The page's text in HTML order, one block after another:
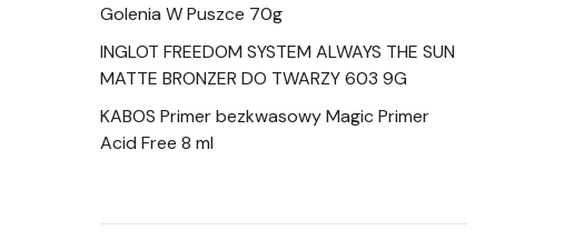
Golenia W Puszce 70g
INGLOT FREEDOM SYSTEM ALWAYS THE SUN
MATTE BRONZER DO TWARZY 603 9G
KABOS Primer bezkwasowy Magic Primer
Acid Free 8 ml